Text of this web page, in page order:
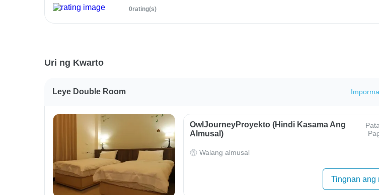
0rating(s)
Uri ng Kwarto
Leye Double Room
OwlJourneyProyekto (Hindi Kasama Ang
Almusal)
Walang almusal
Tingnan ang